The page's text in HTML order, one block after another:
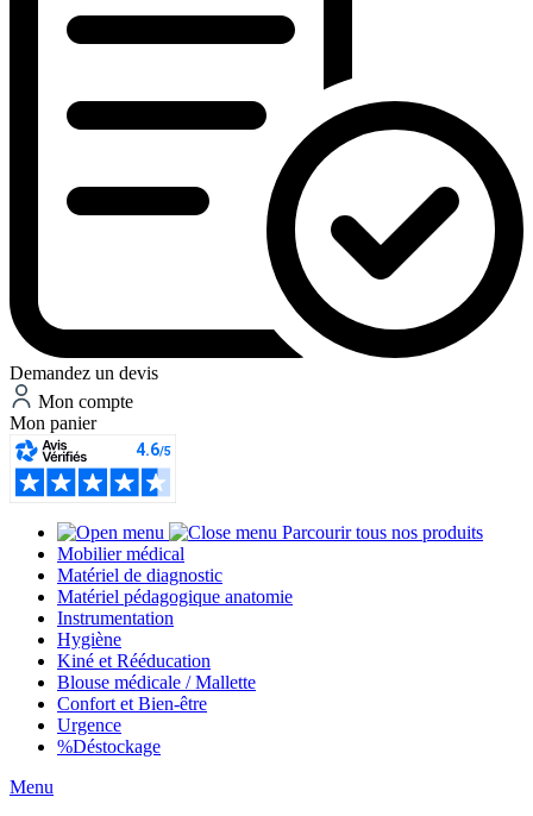
Demandez un devis
Mon compte
Mon panier
Parcourir tous nos produits
Mobilier médical
Matériel de diagnostic
Matériel pédagogique anatomie
Instrumentation
Hygiène
Kiné et Rééducation
Blouse médicale / Mallette
Confort et Bien-être
Urgence
%Déstockage
Menu